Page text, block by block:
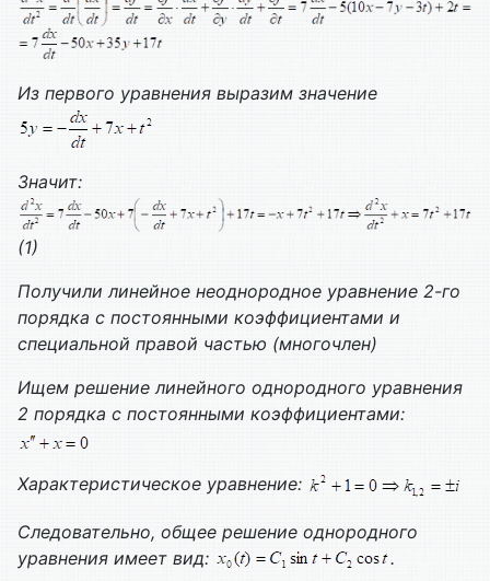
Из первого уравнения выразим значение
Значит:
(1)
Получилилинейное неоднородное уравнение 2-го
порядка с постоянными коэффициентами и
специальной правой частью (многочлен)
Ищем решение линейного однородного уравнения
2 порядка с постоянными коэффициентами:
Характеристическое уравнение:
Следовательно, общее решение однородного
уравнения имеет вид:
.